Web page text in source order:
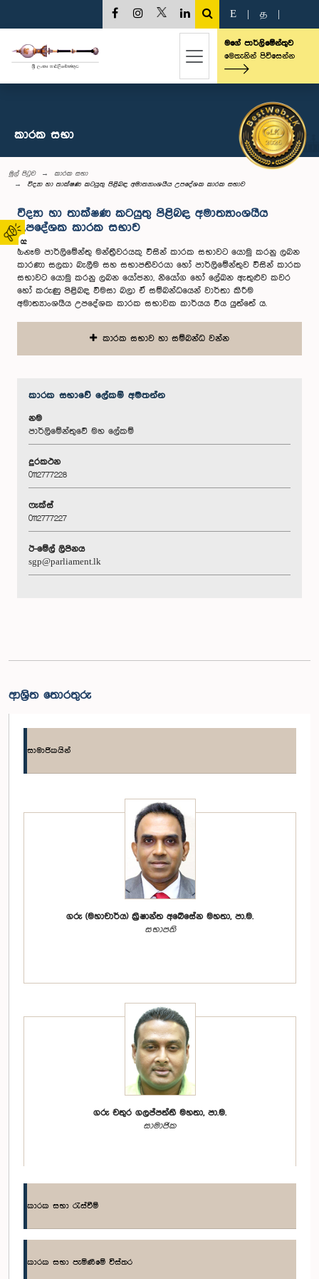
02
E த
මගේ පාර්ලිමේන්තුව
මෙතැනින් පිවිසෙන්න
කාරක සභා
මුල් පිටුව
කාරක සභා
විද්‍යා හා තාක්ෂණ කටයුතු පිළිබඳ අමාත්‍යාංශයීය උපදේශක කාරක සභාව
විද්‍යා හා තාක්ෂණ කටයුතු පිළිබඳ අමාත්‍යාංශයීය
උපදේශක කාරක සභාව
ඕනෑම පාර්ලිමේන්තු මන්ත්‍රීවරයකු විසින් කාරක සභාවට යොමු කරනු ලබන
කාරණා සලකා බැලීම සහ සභාපතිවරයා හෝ පාර්ලිමේන්තුව විසින් කාරක
සභාවට යොමු කරනු ලබන යෝජනා, නියෝග හෝ ලේඛන ඇතුළුව කවර
හෝ කරුණු පිළිබඳ විමසා බලා ඒ සම්බන්ධයෙන් වාර්තා කිරීම
අමාත්‍යාංශයීය උපදේශක කාරක සභාවක කාර්යය විය යුත්තේ ය.
කාරක සභාව හා සම්බන්ධ වන්න
කාරක සභා‌වේ ලේකම් අමතන්න
නම
පාර්ලිමේන්තුවේ මහ ලේකම්
දුරකථන
0112777228
ෆැක්ස්
0112777227
ඊ-මේල් ලිපිනය
sgp@parliament.lk
ආශ්‍රිත තොරතුරු
සාමාජිකයින්
ගරු (මහාචාර්ය) ක්‍රිෂාන්ත අබේසේන මහතා, පා.ම.
සභාපති
ගරු චතුර ගලප්පත්ති මහතා, පා.ම.
සාමාජික
කාරක සභා රැස්වීම්
කාරක සභා පැමිණීමේ විස්තර